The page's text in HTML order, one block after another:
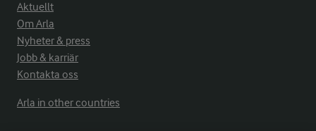
Aktuellt
Om Arla
Nyheter & press
Jobb & karriär
Kontakta oss
Arla in other countries